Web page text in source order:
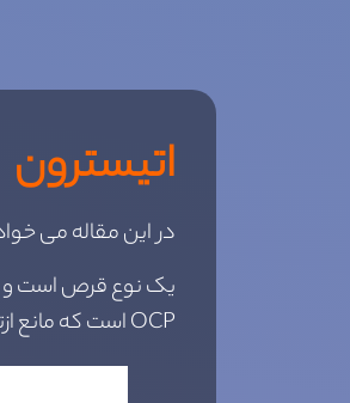
اتیسترون
در این مقاله می
یک نوع قرص است و
OCP است که مانع ازتخمک گذاری می شوند قرص های ضد بارداری به دو دسته ی هورمون پروژستین و استروژن تقسیم می شود